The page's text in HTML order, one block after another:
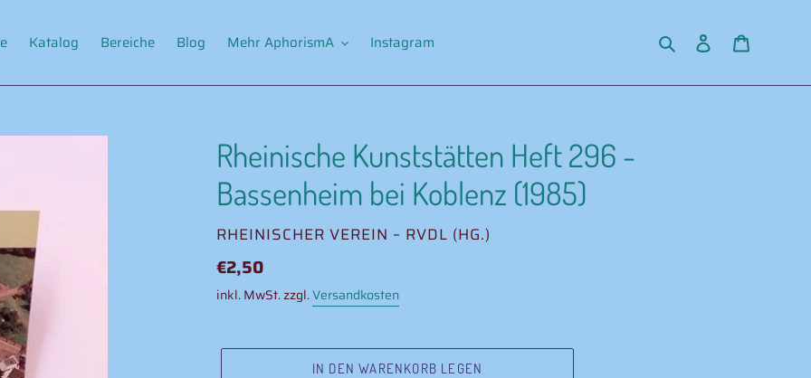
Katalog Bereiche Blog Mehr AphorismA Instagram Suchen Einloggen
Rheinische Kunststätten Heft 296 -
Bassenheim bei Koblenz (1985)
VERKÄUFER
RHEINISCHER VEREIN – RVDL (HG.)
Normaler
Preis
€2,50
inkl. MwSt. zzgl.Versandkosten
IN DEN WARENKORB LEGEN